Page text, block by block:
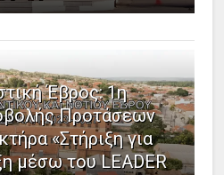
Έβρος: 1η
Προτάσεων
«Στήριξη για
μέσω του LEADER